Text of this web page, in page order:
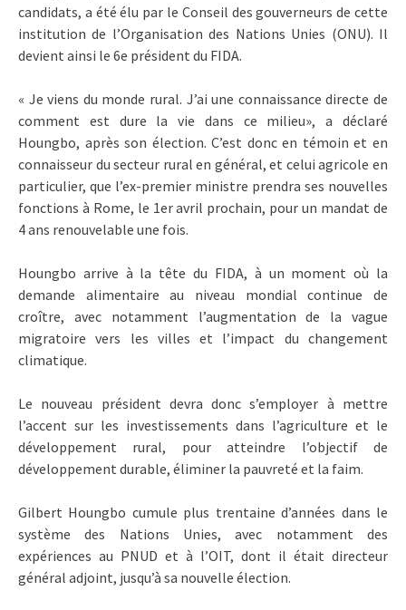
candidats, a été élu par le Conseil des gouverneurs de cette
institution de l’Organisation des Nations Unies (ONU). Il
devient ainsi le 6e président du FIDA.
« Je viens du monde rural. J’ai une connaissance directe de
comment est dure la vie dans ce milieu», a déclaré
Houngbo, après son élection. C’est donc en témoin et en
connaisseur du secteur rural en général, et celui agricole en
particulier, que l’ex-premier ministre prendra ses nouvelles
fonctions à Rome, le 1er avril prochain, pour un mandat de
4 ans renouvelable une fois.
Houngbo arrive à la tête du FIDA, à un moment où la
demande alimentaire au niveau mondial continue de
croître, avec notamment l’augmentation de la vague
migratoire vers les villes et l’impact du changement
climatique.
Le nouveau président devra donc s’employer à mettre
l’accent sur les investissements dans l’agriculture et le
développement rural, pour atteindre l’objectif de
développement durable, éliminer la pauvreté et la faim.
Gilbert Houngbo cumule plus trentaine d’années dans le
système des Nations Unies, avec notamment des
expériences au PNUD et à l’OIT, dont il était directeur
général adjoint, jusqu’à sa nouvelle élection.